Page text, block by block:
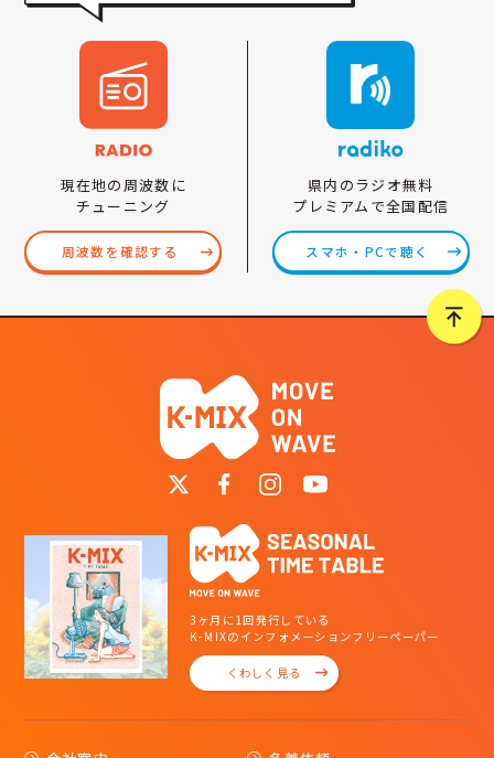
現在地の周波数に
チューニング
周波数を確認する
県内のラジオ無料
プレミアムで全国配信
スマホ・PCで聴く
3ヶ月に1回発行している
K-MIXのインフォメーションフリーペーパー
くわしく見る